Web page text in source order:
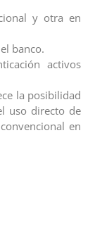
y otra en
banco.
activos
la posibilidad
uso directo de
en